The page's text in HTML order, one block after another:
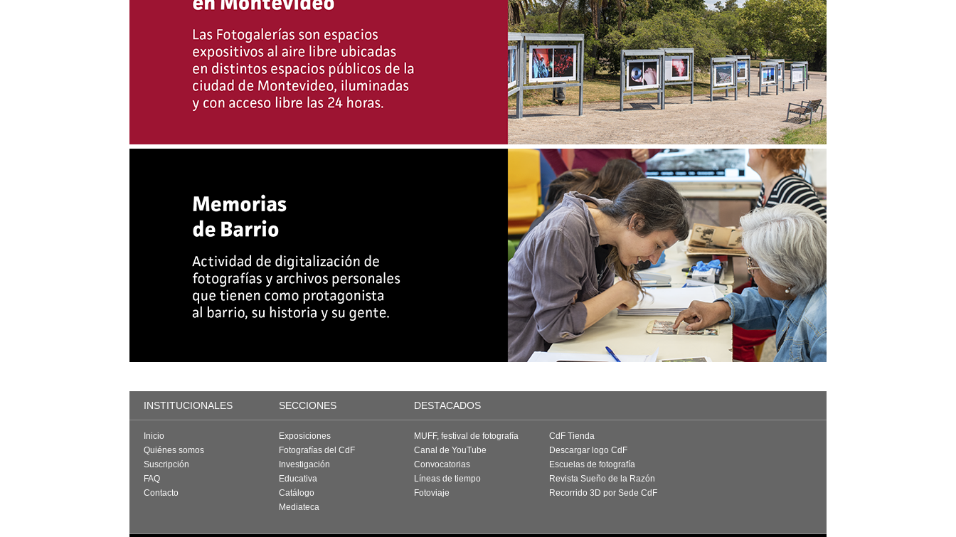
INSTITUCIONALES SECCIONES DESTACADOS
Inicio
Quiénes somos
Suscripción
FAQ
Contacto
Exposiciones
Fotografías del CdF
Investigación
Educativa
Catálogo
Mediateca
MUFF, festival de fotografía
Canal de YouTube
Convocatorias
Líneas de tiempo
Fotoviaje
CdF Tienda
Descargar logo CdF
Escuelas de fotografía
Revista Sueño de la Razón
Recorrido 3D por Sede CdF